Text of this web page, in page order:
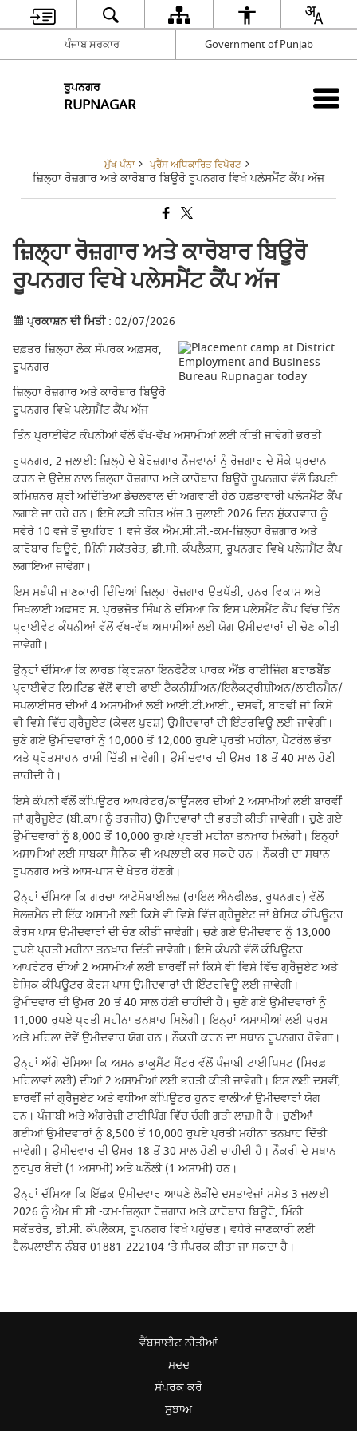
ਪੰਜਾਬ ਸਰਕਾਰ Government of Punjab
ਰੂਪਨਗਰ
RUPNAGAR
ਮੁੱਖ ਪੰਨਾ ਪ੍ਰੈੱਸ ਅਧਿਕਾਰਿਤ ਰਿਪੋਰਟ
ਜ਼ਿਲ੍ਹਾ ਰੋਜ਼ਗਾਰ ਅਤੇ ਕਾਰੋਬਾਰ ਬਿਊਰੋ ਰੂਪਨਗਰ ਵਿਖੇ ਪਲੇਸਮੈਂਟ ਕੈਂਪ ਅੱਜ
ਜ਼ਿਲ੍ਹਾ ਰੋਜ਼ਗਾਰ ਅਤੇ ਕਾਰੋਬਾਰ ਬਿਊਰੋ
ਰੂਪਨਗਰ ਵਿਖੇ ਪਲੇਸਮੈਂਟ ਕੈਂਪ ਅੱਜ
ਪ੍ਰਕਾਸ਼ਨ ਦੀ ਮਿਤੀ: 02/07/2026
ਦਫ਼ਤਰ ਜ਼ਿਲ੍ਹਾ ਲੋਕ ਸੰਪਰਕ ਅਫ਼ਸਰ,
ਰੂਪਨਗਰ
ਜ਼ਿਲ੍ਹਾ ਰੋਜ਼ਗਾਰ ਅਤੇ ਕਾਰੋਬਾਰ ਬਿਊਰੋ
ਰੂਪਨਗਰ ਵਿਖੇ ਪਲੇਸਮੈਂਟ ਕੈਂਪ ਅੱਜ
ਤਿੰਨ ਪ੍ਰਾਈਵੇਟ ਕੰਪਨੀਆਂ ਵੱਲੋਂ ਵੱਖ-ਵੱਖ ਅਸਾਮੀਆਂ ਲਈ ਕੀਤੀ ਜਾਵੇਗੀ ਭਰਤੀ
ਰੂਪਨਗਰ, 2 ਜੁਲਾਈ: ਜ਼ਿਲ੍ਹੇ ਦੇ ਬੇਰੋਜ਼ਗਾਰ ਨੌਜਵਾਨਾਂ ਨੂੰ ਰੋਜ਼ਗਾਰ ਦੇ ਮੌਕੇ ਪ੍ਰਦਾਨ
ਕਰਨ ਦੇ ਉਦੇਸ਼ ਨਾਲ ਜ਼ਿਲ੍ਹਾ ਰੋਜ਼ਗਾਰ ਅਤੇ ਕਾਰੋਬਾਰ ਬਿਊਰੋ ਰੂਪਨਗਰ ਵੱਲੋਂ ਡਿਪਟੀ
ਕਮਿਸ਼ਨਰ ਸ਼੍ਰੀ ਅਦਿੱਤਿਆ ਡੇਚਲਵਾਲ ਦੀ ਅਗਵਾਈ ਹੇਠ ਹਫ਼ਤਾਵਾਰੀ ਪਲੇਸਮੈਂਟ ਕੈਂਪ
ਲਗਾਏ ਜਾ ਰਹੇ ਹਨ। ਇਸੇ ਲੜੀ ਤਹਿਤ ਅੱਜ 3 ਜੁਲਾਈ 2026 ਦਿਨ ਸ਼ੁੱਕਰਵਾਰ ਨੂੰ
ਸਵੇਰੇ 10 ਵਜੇ ਤੋਂ ਦੁਪਹਿਰ 1 ਵਜੇ ਤੱਕ ਐਮ.ਸੀ.ਸੀ.-ਕਮ-ਜ਼ਿਲ੍ਹਾ ਰੋਜ਼ਗਾਰ ਅਤੇ
ਕਾਰੋਬਾਰ ਬਿਊਰੋ, ਮਿੰਨੀ ਸਕੱਤਰੇਤ, ਡੀ.ਸੀ. ਕੰਪਲੈਕਸ, ਰੂਪਨਗਰ ਵਿਖੇ ਪਲੇਸਮੈਂਟ ਕੈਂਪ
ਲਗਾਇਆ ਜਾਵੇਗਾ।
ਇਸ ਸਬੰਧੀ ਜਾਣਕਾਰੀ ਦਿੰਦਿਆਂ ਜ਼ਿਲ੍ਹਾ ਰੋਜ਼ਗਾਰ ਉਤਪੱਤੀ, ਹੁਨਰ ਵਿਕਾਸ ਅਤੇ
ਸਿਖਲਾਈ ਅਫ਼ਸਰ ਸ. ਪ੍ਰਭਜੋਤ ਸਿੰਘ ਨੇ ਦੱਸਿਆ ਕਿ ਇਸ ਪਲੇਸਮੈਂਟ ਕੈਂਪ ਵਿੱਚ ਤਿੰਨ
ਪ੍ਰਾਈਵੇਟ ਕੰਪਨੀਆਂ ਵੱਲੋਂ ਵੱਖ-ਵੱਖ ਅਸਾਮੀਆਂ ਲਈ ਯੋਗ ਉਮੀਦਵਾਰਾਂ ਦੀ ਚੋਣ ਕੀਤੀ
ਜਾਵੇਗੀ।
ਉਨ੍ਹਾਂ ਦੱਸਿਆ ਕਿ ਲਾਰਡ ਕ੍ਰਿਸ਼ਨਾ ਇਨਫੋਟੈਕ ਪਾਰਕ ਐਂਡ ਰਾਈਜ਼ਿੰਗ ਬਰਾਡਬੈਂਡ
ਪ੍ਰਾਈਵੇਟ ਲਿਮਟਿਡ ਵੱਲੋਂ ਵਾਈ-ਫਾਈ ਟੈਕਨੀਸ਼ੀਅਨ/ਇਲੈਕਟ੍ਰੀਸ਼ੀਅਨ/ਲਾਈਨਮੈਨ/
ਸਪਲਾਈਸਰ ਦੀਆਂ 4 ਅਸਾਮੀਆਂ ਲਈ ਆਈ.ਟੀ.ਆਈ., ਦਸਵੀਂ, ਬਾਰਵੀਂ ਜਾਂ ਕਿਸੇ
ਵੀ ਵਿਸ਼ੇ ਵਿੱਚ ਗ੍ਰੈਜੂਏਟ (ਕੇਵਲ ਪੁਰਸ਼) ਉਮੀਦਵਾਰਾਂ ਦੀ ਇੰਟਰਵਿਊ ਲਈ ਜਾਵੇਗੀ।
ਚੁਣੇ ਗਏ ਉਮੀਦਵਾਰਾਂ ਨੂੰ 10,000 ਤੋਂ 12,000 ਰੁਪਏ ਪ੍ਰਤੀ ਮਹੀਨਾ, ਪੈਟਰੋਲ ਭੱਤਾ
ਅਤੇ ਪ੍ਰੋਤਸਾਹਨ ਰਾਸ਼ੀ ਦਿੱਤੀ ਜਾਵੇਗੀ। ਉਮੀਦਵਾਰ ਦੀ ਉਮਰ 18 ਤੋਂ 40 ਸਾਲ ਹੋਣੀ
ਚਾਹੀਦੀ ਹੈ।
ਇਸੇ ਕੰਪਨੀ ਵੱਲੋਂ ਕੰਪਿਊਟਰ ਆਪਰੇਟਰ/ਕਾਊਂਸਲਰ ਦੀਆਂ 2 ਅਸਾਮੀਆਂ ਲਈ ਬਾਰਵੀਂ
ਜਾਂ ਗ੍ਰੈਜੂਏਟ (ਬੀ.ਕਾਮ ਨੂੰ ਤਰਜੀਹ) ਉਮੀਦਵਾਰਾਂ ਦੀ ਭਰਤੀ ਕੀਤੀ ਜਾਵੇਗੀ। ਚੁਣੇ ਗਏ
ਉਮੀਦਵਾਰਾਂ ਨੂੰ 8,000 ਤੋਂ 10,000 ਰੁਪਏ ਪ੍ਰਤੀ ਮਹੀਨਾ ਤਨਖ਼ਾਹ ਮਿਲੇਗੀ। ਇਨ੍ਹਾਂ
ਅਸਾਮੀਆਂ ਲਈ ਸਾਬਕਾ ਸੈਨਿਕ ਵੀ ਅਪਲਾਈ ਕਰ ਸਕਦੇ ਹਨ। ਨੌਕਰੀ ਦਾ ਸਥਾਨ
ਰੂਪਨਗਰ ਅਤੇ ਆਸ-ਪਾਸ ਦੇ ਖੇਤਰ ਹੋਣਗੇ।
ਉਨ੍ਹਾਂ ਦੱਸਿਆ ਕਿ ਗਰਚਾ ਆਟੋਮੋਬਾਈਲਜ਼ (ਰਾਇਲ ਐਨਫੀਲਡ, ਰੂਪਨਗਰ) ਵੱਲੋਂ
ਸੇਲਜ਼ਮੈਨ ਦੀ ਇੱਕ ਅਸਾਮੀ ਲਈ ਕਿਸੇ ਵੀ ਵਿਸ਼ੇ ਵਿੱਚ ਗ੍ਰੈਜੂਏਟ ਜਾਂ ਬੇਸਿਕ ਕੰਪਿਊਟਰ
ਕੋਰਸ ਪਾਸ ਉਮੀਦਵਾਰਾਂ ਦੀ ਚੋਣ ਕੀਤੀ ਜਾਵੇਗੀ। ਚੁਣੇ ਗਏ ਉਮੀਦਵਾਰ ਨੂੰ 13,000
ਰੁਪਏ ਪ੍ਰਤੀ ਮਹੀਨਾ ਤਨਖ਼ਾਹ ਦਿੱਤੀ ਜਾਵੇਗੀ। ਇਸੇ ਕੰਪਨੀ ਵੱਲੋਂ ਕੰਪਿਊਟਰ
ਆਪਰੇਟਰ ਦੀਆਂ 2 ਅਸਾਮੀਆਂ ਲਈ ਬਾਰਵੀਂ ਜਾਂ ਕਿਸੇ ਵੀ ਵਿਸ਼ੇ ਵਿੱਚ ਗ੍ਰੈਜੂਏਟ ਅਤੇ
ਬੇਸਿਕ ਕੰਪਿਊਟਰ ਕੋਰਸ ਪਾਸ ਉਮੀਦਵਾਰਾਂ ਦੀ ਇੰਟਰਵਿਊ ਲਈ ਜਾਵੇਗੀ।
ਉਮੀਦਵਾਰ ਦੀ ਉਮਰ 20 ਤੋਂ 40 ਸਾਲ ਹੋਣੀ ਚਾਹੀਦੀ ਹੈ। ਚੁਣੇ ਗਏ ਉਮੀਦਵਾਰਾਂ ਨੂੰ
11,000 ਰੁਪਏ ਪ੍ਰਤੀ ਮਹੀਨਾ ਤਨਖ਼ਾਹ ਮਿਲੇਗੀ। ਇਨ੍ਹਾਂ ਅਸਾਮੀਆਂ ਲਈ ਪੁਰਸ਼
ਅਤੇ ਮਹਿਲਾ ਦੋਵੇਂ ਉਮੀਦਵਾਰ ਯੋਗ ਹਨ। ਨੌਕਰੀ ਕਰਨ ਦਾ ਸਥਾਨ ਰੂਪਨਗਰ ਹੋਵੇਗਾ।
ਉਨ੍ਹਾਂ ਅੱਗੇ ਦੱਸਿਆ ਕਿ ਅਮਨ ਡਾਕੂਮੈਂਟ ਸੈਂਟਰ ਵੱਲੋਂ ਪੰਜਾਬੀ ਟਾਈਪਿਸਟ (ਸਿਰਫ਼
ਮਹਿਲਾਵਾਂ ਲਈ) ਦੀਆਂ 2 ਅਸਾਮੀਆਂ ਲਈ ਭਰਤੀ ਕੀਤੀ ਜਾਵੇਗੀ। ਇਸ ਲਈ ਦਸਵੀਂ,
ਬਾਰਵੀਂ ਜਾਂ ਗ੍ਰੈਜੂਏਟ ਅਤੇ ਵਧੀਆ ਕੰਪਿਊਟਰ ਹੁਨਰ ਵਾਲੀਆਂ ਉਮੀਦਵਾਰਾਂ ਯੋਗ
ਹਨ। ਪੰਜਾਬੀ ਅਤੇ ਅੰਗਰੇਜ਼ੀ ਟਾਈਪਿੰਗ ਵਿੱਚ ਚੰਗੀ ਗਤੀ ਲਾਜ਼ਮੀ ਹੈ। ਚੁਣੀਆਂ
ਗਈਆਂ ਉਮੀਦਵਾਰਾਂ ਨੂੰ 8,500 ਤੋਂ 10,000 ਰੁਪਏ ਪ੍ਰਤੀ ਮਹੀਨਾ ਤਨਖ਼ਾਹ ਦਿੱਤੀ
ਜਾਵੇਗੀ। ਉਮੀਦਵਾਰ ਦੀ ਉਮਰ 18 ਤੋਂ 30 ਸਾਲ ਹੋਣੀ ਚਾਹੀਦੀ ਹੈ। ਨੌਕਰੀ ਦੇ ਸਥਾਨ
ਨੂਰਪੁਰ ਬੇਦੀ (1 ਅਸਾਮੀ) ਅਤੇ ਘਨੌਲੀ (1 ਅਸਾਮੀ) ਹਨ।
ਉਨ੍ਹਾਂ ਦੱਸਿਆ ਕਿ ਇੱਛੁਕ ਉਮੀਦਵਾਰ ਆਪਣੇ ਲੋੜੀਂਦੇ ਦਸਤਾਵੇਜ਼ਾਂ ਸਮੇਤ 3 ਜੁਲਾਈ
2026 ਨੂੰ ਐਮ.ਸੀ.ਸੀ.-ਕਮ-ਜ਼ਿਲ੍ਹਾ ਰੋਜ਼ਗਾਰ ਅਤੇ ਕਾਰੋਬਾਰ ਬਿਊਰੋ, ਮਿੰਨੀ
ਸਕੱਤਰੇਤ, ਡੀ.ਸੀ. ਕੰਪਲੈਕਸ, ਰੂਪਨਗਰ ਵਿਖੇ ਪਹੁੰਚਣ। ਵਧੇਰੇ ਜਾਣਕਾਰੀ ਲਈ
ਹੈਲਪਲਾਈਨ ਨੰਬਰ 01881-222104 ‘ਤੇ ਸੰਪਰਕ ਕੀਤਾ ਜਾ ਸਕਦਾ ਹੈ।
ਵੈੱਬਸਾਈਟ ਨੀਤੀਆਂ
ਮਦਦ
ਸੰਪਰਕ ਕਰੋ
ਸੁਝਾਅ